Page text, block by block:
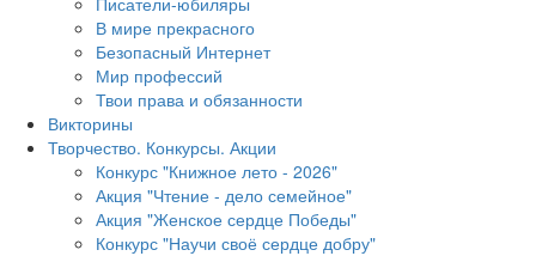
В мире прекрасного
Безопасный Интернет
Мир профессий
Твои права и обязанности
Викторины
Творчество. Конкурсы. Акции
Конкурс "Книжное лето - 2026"
Акция "Чтение - дело семейное"
Акция "Женское сердце Победы"
Конкурс "Научи своё сердце добру"